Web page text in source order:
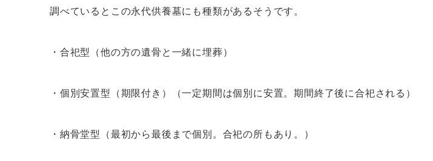
調べているとこの永代供養墓にも種類があるそうです。
・合祀型（他の方の遺骨と一緒に埋葬）
・個別安置型（期限付き）（一定期間は個別に安置。期間終了後に合祀される）
・納骨堂型（最初から最後まで個別。合祀の所もあり。）